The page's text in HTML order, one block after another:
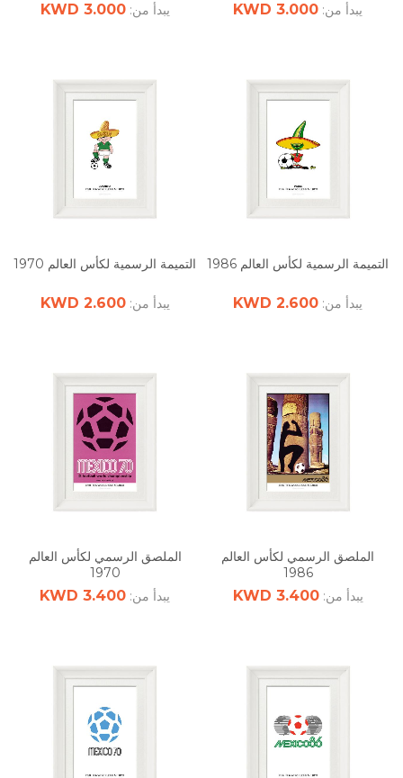
يبدأ من: 3.000 KWD يبدأ من:3.000 KWD
التميمة الرسمية لكأس العالم 1986
يبدأ من: 2.600 KWD
التميمة الرسمية لكأس العالم 1970
يبدأ من:2.600 KWD
الملصق الرسمي لكأس العالم
1986
يبدأ من:3.400 KWD
الملصق الرسمي لكأس العالم
1970
يبدأ من: 3.400 KWD